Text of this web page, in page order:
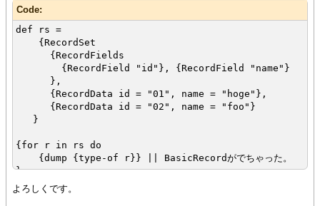
Code:
def rs =
{RecordSet
{RecordFields
{RecordField "id"}, {RecordField "name"}
},
{RecordData id = "01", name = "hoge"},
{RecordData id = "02", name = "foo"}
}
{for r in rs do
{dump {type-of r}} || BasicRecordがでちゃった。
}
よろしくです。